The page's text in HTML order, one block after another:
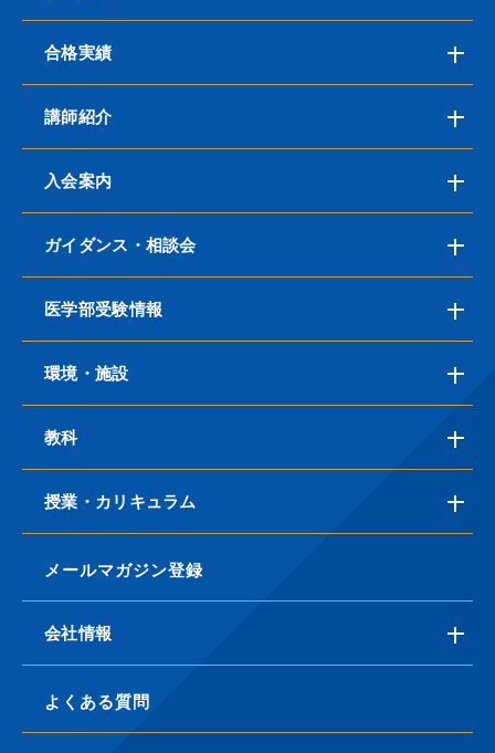
合格実績
講師紹介
入会案内
ガイダンス・相談会
医学部受験情報
環境・施設
教科
授業・カリキュラム
メールマガジン登録
会社情報
よくある質問